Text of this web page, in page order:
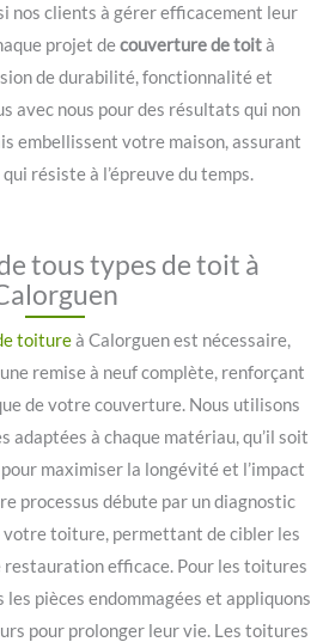
nos clients à gérer efficacement leur
projet decouverture de toità
de durabilité, fonctionnalité et
avec nous pour des résultats qui non
embellissent votre maison, assurant
résiste à l’épreuve du temps.
tous types de toit à
toitureà Calorguen est nécessaire,
remise à neuf complète, renforçant
de votre couverture. Nous utilisons
adaptées à chaque matériau, qu’il soit
maximiser la longévité et l’impact
processus débute par un diagnostic
votre toiture, permettant de cibler les
efficace. Pour les toitures
les pièces endommagées et appliquons
pour prolonger leur vie. Les toitures